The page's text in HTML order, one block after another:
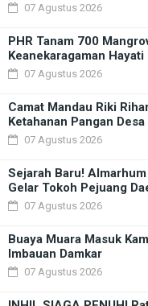
07 Agustus 2026
PHR Tanam 700
Keanekaragaman Hayati
07 Agustus 2026
Camat Mandau Riki
Ketahanan Pangan
07 Agustus 2026
Sejarah Baru!
Gelar Tokoh Pejuang
07 Agustus 2026
Buaya Muara Masuk
Imbauan Damkar
07 Agustus 2026